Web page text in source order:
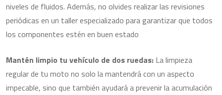
niveles de fluidos. Además, no olvides realizar las revisiones
periódicas en un taller especializado para garantizar que todos
los componentes estén en buen estado
Mantén limpio tu vehículo de dos ruedas: La limpieza
regular de tu moto no solo la mantendrá con un aspecto
impecable, sino que también ayudará a prevenir la acumulación